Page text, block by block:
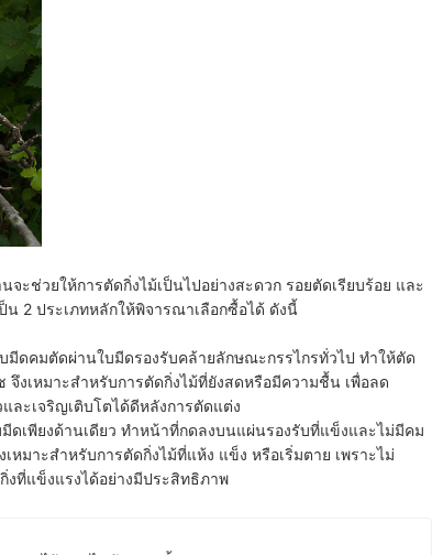
จะช่วยให้การตัดกิ่งไม้เป็นไปอย่างสะดวก รอยตัดเรียบร้อย และ
น 2 ประเภทหลักให้พิจารณาเลือกซื้อได้ ดังนี้
มีดคมตัดผ่านใบมีดรองรับคล้ายลักษณะกรรไกรทั่วไป ทำให้ตัด
จึงเหมาะสำหรับการตัดกิ่งไม้ที่ยังสดหรือมีความชื้น เพื่อลด
ะเจริญเติบโตได้ดีหลังการตัดแต่ง
ดเพียงด้านเดียว ทำหน้าที่กดลงบนแผ่นรองรับที่แข็งและไม่มีคม
หมาะสำหรับการตัดกิ่งไม้ที่แห้ง แข็ง หรือเริ่มตาย เพราะไม่
งที่แข็งแรงได้อย่างมีประสิทธิภาพ